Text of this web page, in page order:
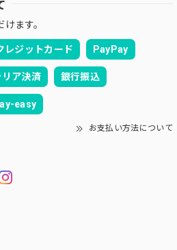
ます。
レジットカード PayPay
リア決済 銀行振込
easy
お支払い方法について